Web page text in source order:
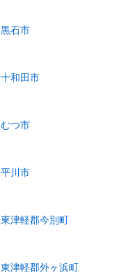
黒石市
十和田市
むつ市
平川市
東津軽郡今別町
東津軽郡外ヶ浜町